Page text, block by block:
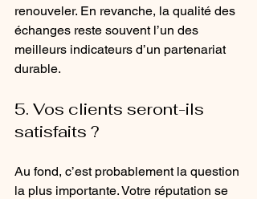
renouveler. En revanche, la qualité des
échanges reste souvent l’un des
meilleurs indicateurs d’un partenariat
durable.
5. Vos clients seront-ils
satisfaits ?
Au fond, c’est probablement la question
la plus importante. Votre réputation se